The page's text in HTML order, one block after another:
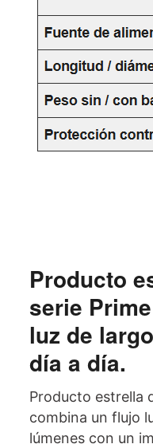
Producto
serie
luz de
día a día.
Producto estrella
combina un flujo
lúmenes con un